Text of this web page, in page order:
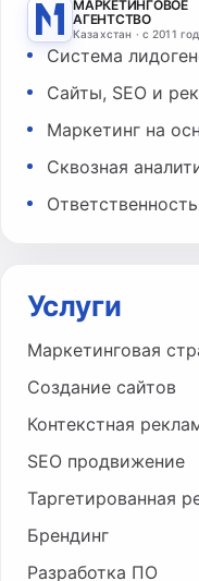
МАРКЕТИНГОВОЕ
АГЕНТСТВО
Казахстан · с 2011
Система
Сайты, SEO и
Маркетинг на
Сквозная
Услуги
Маркетинговая
Создание сайтов
Контекстная
SEO продвижение
Таргетированная
Брендинг
Разработка ПО